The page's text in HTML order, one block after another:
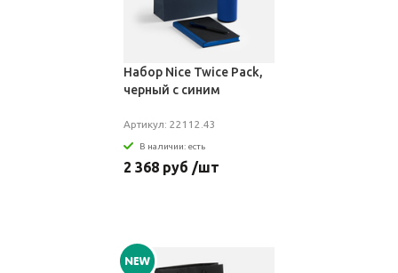
Набор Nice Twice Pack,
черный с синим
Артикул: 22112.43
В наличии: есть
2 368 руб /шт